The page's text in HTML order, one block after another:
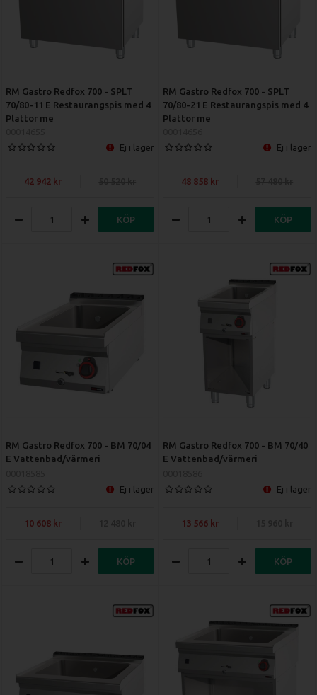
RM Gastro Redfox 700 - SPLT
70/80-11 E Restaurangspis med 4
Plattor me
Ej i lager
42 942
KÖP
RM Gastro Redfox 700 - SPLT
70/80-21 E Restaurangspis med 4
Plattor me
Ej i lager
48 858
KÖP
RM Gastro Redfox 700 - BM 70/04
E Vattenbad/värmeri
Ej i lager
10 608
KÖP
RM Gastro Redfox 700 - BM 70/40
E Vattenbad/värmeri
Ej i lager
13 566
KÖP